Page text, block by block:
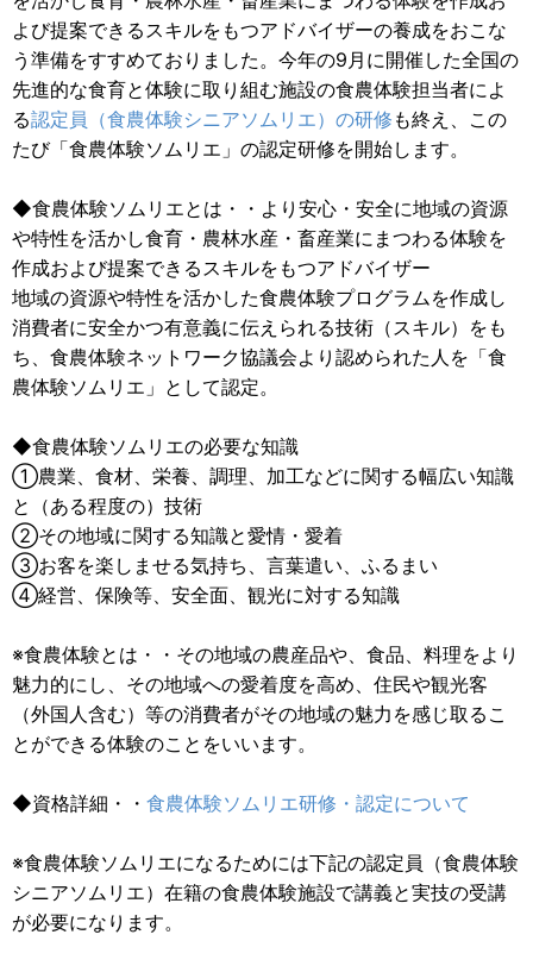
よび提案できるスキルをもつアドバイザーの養成をおこな
う準備をすすめておりました。今年の9月に開催した全国の
先進的な食育と体験に取り組む施設の食農体験担当者によ
る認定員（食農体験シニアソムリエ）の研修 も終え、この
たび「食農体験ソムリエ」の認定研修を開始します。
◆食農体験ソムリエとは・・より安心・安全に地域の資源
や特性を活かし食育・農林水産・畜産業にまつわる体験を
作成および提案できるスキルをもつアドバイザー
地域の資源や特性を活かした食農体験プログラムを作成し
消費者に安全かつ有意義に伝えられる技術（スキル）をも
ち、食農体験ネットワーク協議会より認められた人を「食
農体験ソムリエ」として認定。
◆食農体験ソムリエの必要な知識
①農業、食材、栄養、調理、加工などに関する幅広い知識
と（ある程度の）技術
②その地域に関する知識と愛情・愛着
③お客を楽しませる気持ち、言葉遣い、ふるまい
④経営、保険等、安全面、観光に対する知識
※食農体験とは・・その地域の農産品や、食品、料理をより
魅力的にし、その地域への愛着度を高め、住民や観光客
（外国人含む）等の消費者がその地域の魅力を感じ取るこ
とができる体験のことをいいます。
◆資格詳細・・ 食農体験ソムリエ研修・認定について
※食農体験ソムリエになるためには下記の認定員（食農体験
シニアソムリエ）在籍の食農体験施設で講義と実技の受講
が必要になります。